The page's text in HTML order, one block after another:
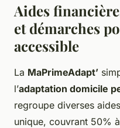
Aides
et démarches
accessible
La MaPrimeAdapt’
l’adaptation domicile
regroupe diverses
unique, couvrant 50%